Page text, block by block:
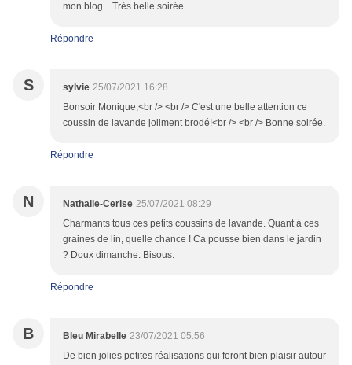
mon blog... Très belle soirée.
Répondre
S sylvie 25/07/2021 16:28
Bonsoir Monique,<br /> <br /> C'est une belle attention ce
coussin de lavande joliment brodé!<br /> <br /> Bonne soirée.
Répondre
N Nathalie-Cerise 25/07/2021 08:29
Charmants tous ces petits coussins de lavande. Quant à ces
graines de lin, quelle chance ! Ca pousse bien dans le jardin
? Doux dimanche. Bisous.
Répondre
B Bleu Mirabelle 23/07/2021 05:56
De bien jolies petites réalisations qui feront bien plaisir autour